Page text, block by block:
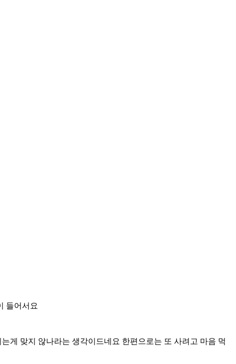
들어서요
게 맞지 않나라는 생각이드네요 한편으로는 또 사려고 마음 먹